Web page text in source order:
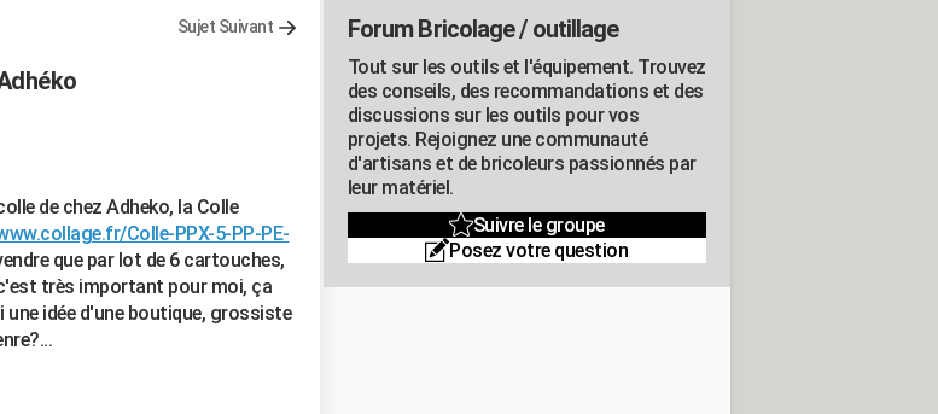
Sujet Suivant
de chez Adheko, la Colle
Colle-PPX-5-PP-PE-
que par lot de 6 cartouches,
très important pour moi, ça
idée d'une boutique, grossiste
Forum Bricolage / outillage
Tout sur les outils et l'équipement. Trouvez
des conseils, des recommandations et des
discussions sur les outils pour vos
projets. Rejoignez une communauté
d'artisans et de bricoleurs passionnés par
leur matériel.
Suivre le groupe
Posez votre question